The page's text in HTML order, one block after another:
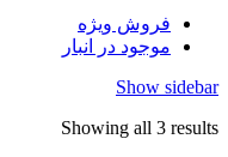
فروش ویژه
موجود در انبار
Show sidebar
Showing all 3 results